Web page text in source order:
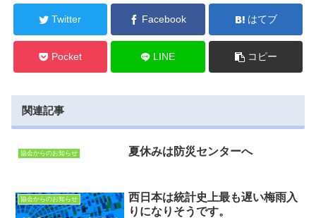
Twitter Facebook はてブ
Pocket LINE コピー
関連記事
協会からのお知らせ 夏休みは防災センターへ
協会からのお知らせ
西日本は統計史上最も遅い梅雨入
りになりそうです。